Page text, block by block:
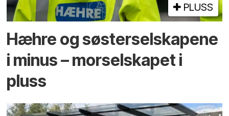
PLUSS
Hæhre og søster­selskapene
i minus – mor­selskapet i
pluss